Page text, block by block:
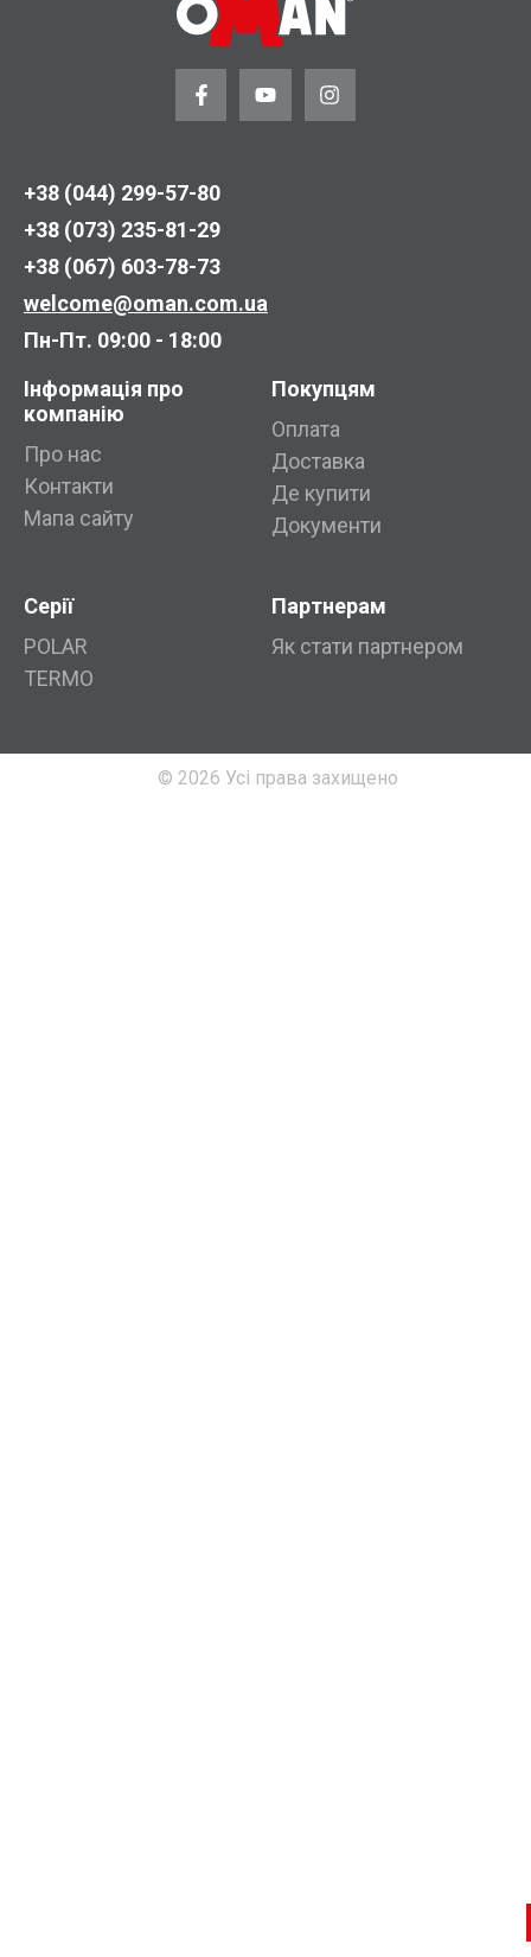
+38 (044) 299-57-80
+38 (073) 235-81-29
+38 (067) 603-78-73
welcome@oman.com.ua
Пн-Пт. 09:00 - 18:00
Інформація про
компанію
Про нас
Контакти
Мапа сайту
Покупцям
Оплата
Доставка
Де купити
Документи
Серії
POLAR
TERMO
Партнерам
Як стати партнером
© 2026 Усі права захищено